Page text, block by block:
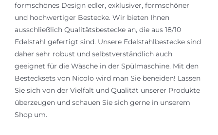
formschönes Design edler, exklusiver, formschöner
und hochwertiger Bestecke. Wir bieten Ihnen
ausschließlich Qualitätsbestecke an, die aus 18/10
Edelstahl gefertigt sind. Unsere Edelstahlbestecke sind
daher sehr robust und selbstverständlich auch
geeignet für die Wäsche in der Spülmaschine. Mit den
Bestecksets von Nicolo wird man Sie beneiden! Lassen
Sie sich von der Vielfalt und Qualität unserer Produkte
überzeugen und schauen Sie sich gerne in unserem
Shop um.